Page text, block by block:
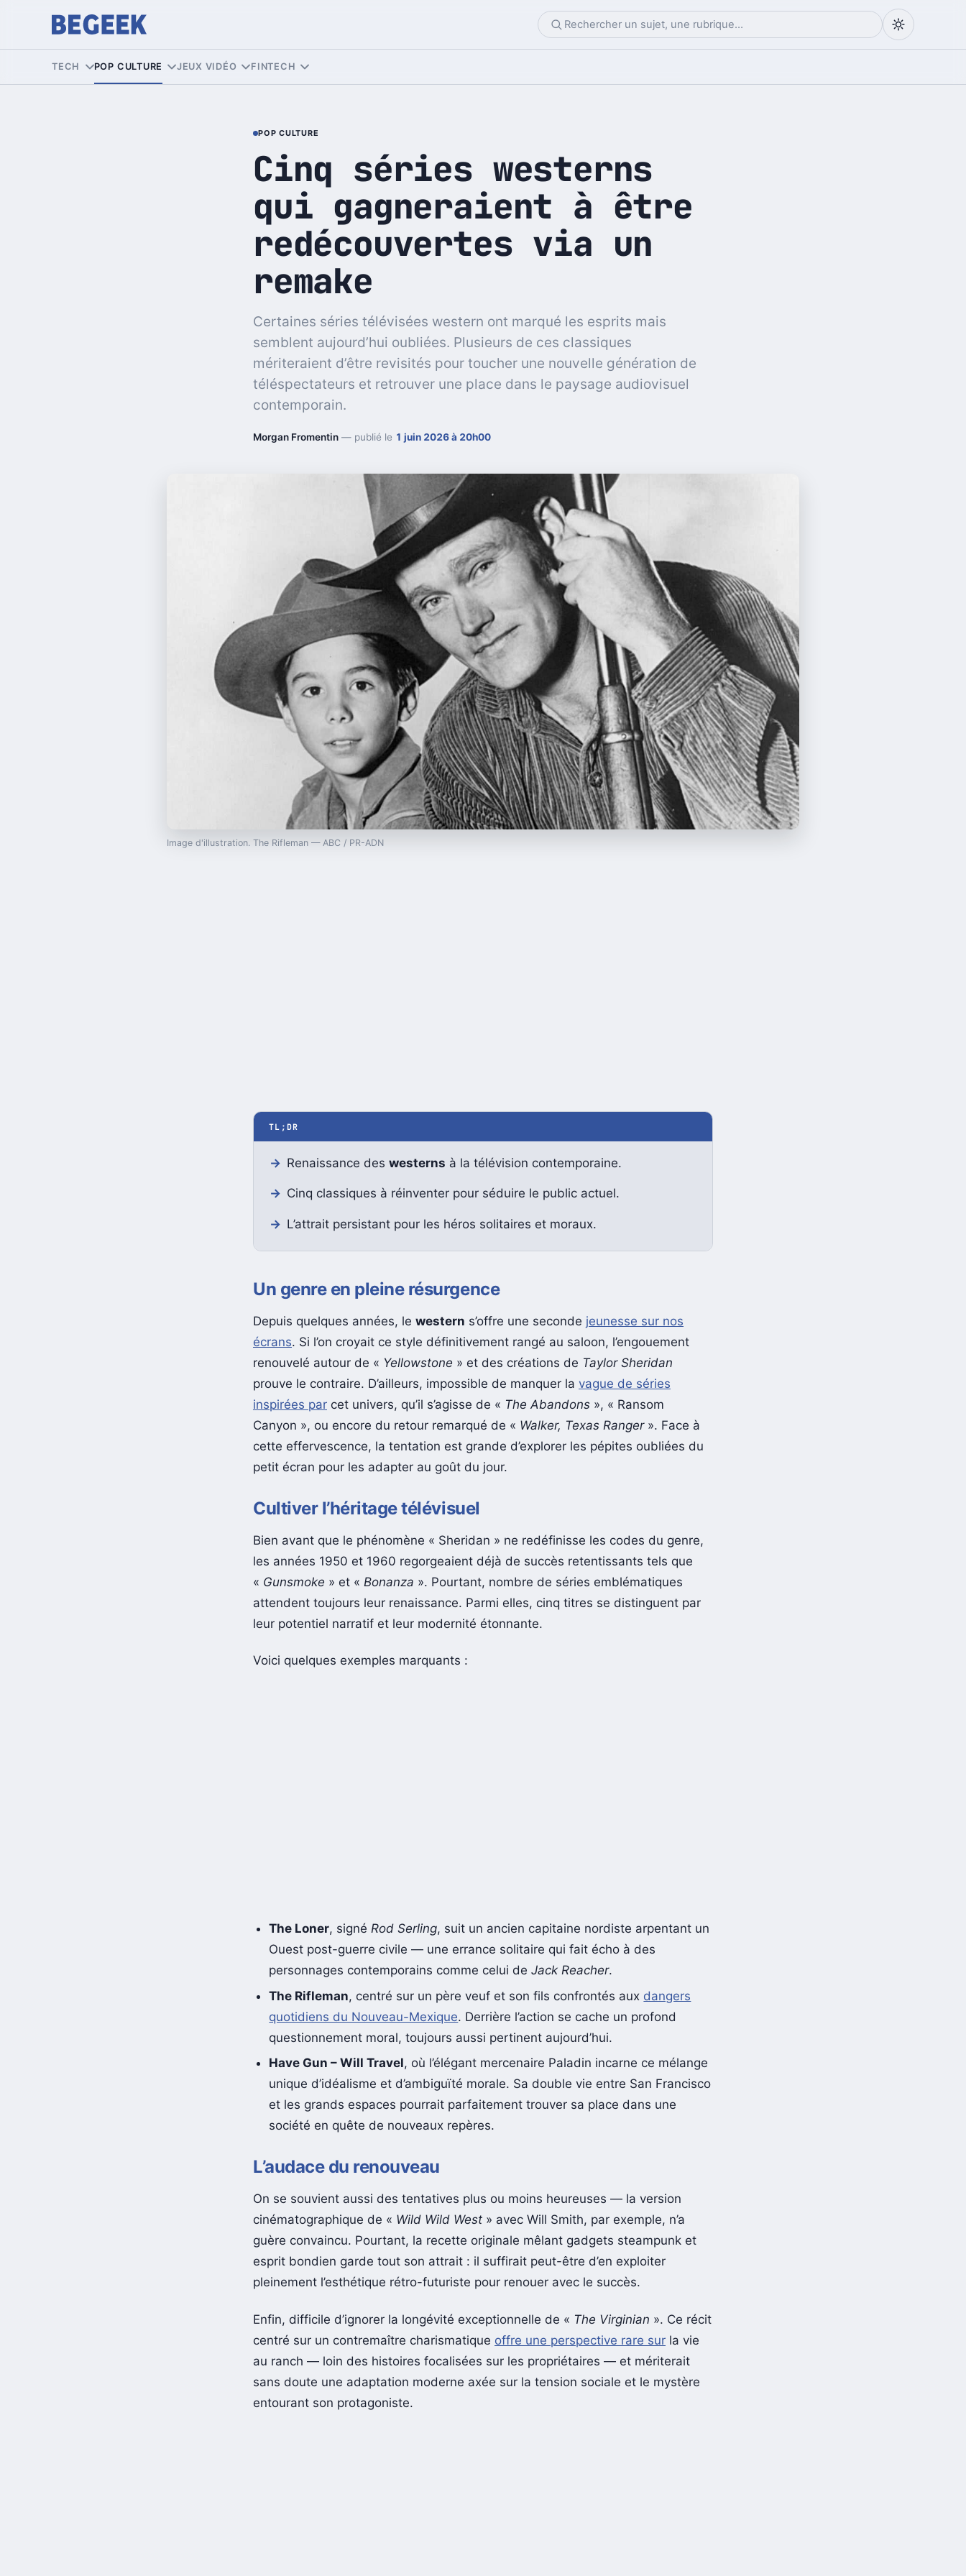
TECH POP CULTURE JEUX VIDÉO FINTECH
POP CULTURE
Cinq séries westerns
qui gagneraient à être
redécouvertes via un
remake
Certaines séries télévisées western ont marqué les esprits mais
semblent aujourd’hui oubliées. Plusieurs de ces classiques
mériteraient d’être revisités pour toucher une nouvelle génération de
téléspectateurs et retrouver une place dans le paysage audiovisuel
contemporain.
Morgan Fromentin — publié le 1 juin 2026 à 20h00
Image d'illustration. The Rifleman — ABC / PR-ADN
TL;DR
Renaissance des westerns à la télévision contemporaine.
Cinq classiques à réinventer pour séduire le public actuel.
L’attrait persistant pour les héros solitaires et moraux.
Un genre en pleine résurgence
Depuis quelques années, le western s’offre une seconde jeunesse sur nos
écrans. Si l’on croyait ce style définitivement rangé au saloon, l’engouement
renouvelé autour de « Yellowstone » et des créations de Taylor Sheridan
prouve le contraire. D’ailleurs, impossible de manquer la vague de séries
inspirées par cet univers, qu’il s’agisse de « The Abandons », « Ransom
Canyon », ou encore du retour remarqué de « Walker, Texas Ranger». Face à
cette effervescence, la tentation est grande d’explorer les pépites oubliées du
petit écran pour les adapter au goût du jour.
Cultiver l’héritage télévisuel
Bien avant que le phénomène « Sheridan » ne redéfinisse les codes du genre,
les années 1950 et 1960 regorgeaient déjà de succès retentissants tels que
« Gunsmoke » et « Bonanza ». Pourtant, nombre de séries emblématiques
attendent toujours leur renaissance. Parmi elles, cinq titres se distinguent par
leur potentiel narratif et leur modernité étonnante.
Voici quelques exemples marquants :
The Loner, signéRod Serling, suit un ancien capitaine nordiste arpentant un
Ouest post-guerre civile — une errance solitaire qui fait écho à des
The Rifleman
, centré sur un père veuf et son fils confrontés aux
dangers
quotidiens du Nouveau-Mexique
. Derrière l’action se cache un profond
Have Gun – Will Travel, où l’élégant mercenaire Paladin incarne ce mélange
unique d’idéalisme et d’ambiguïté morale. Sa double vie entre San Francisco
et les grands espaces pourrait parfaitement trouver sa place dans une
On se souvient aussi des tentatives plus ou moins heureuses — la version
cinématographique de «Wild Wild West» avec Will Smith, par exemple, n’a
guère convaincu. Pourtant, la recette originale mêlant gadgets steampunk et
esprit bondien garde tout son attrait : il suffirait peut-être d’en exploiter
Enfin, difficile d’ignorer la longévité exceptionnelle de « The Virginian
». Ce récit
centré sur un contremaître charismatique
offre une perspective rare sur
la vie
au ranch — loin des histoires focalisées sur les propriétaires — et mériterait
sans doute une adaptation moderne axée sur la tension sociale et le mystère